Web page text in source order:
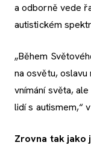
a odborně vede
autistickém
„Během
na osvětu,
vnímání světa,
lidí s autismem,“
Zrovna tak jako